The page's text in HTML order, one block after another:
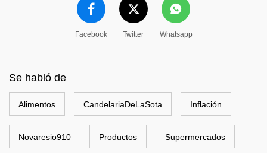
Facebook Twitter Whatsapp
Se habló de
Alimentos CandelariaDeLaSota Inflación
Novaresio910 Productos Supermercados